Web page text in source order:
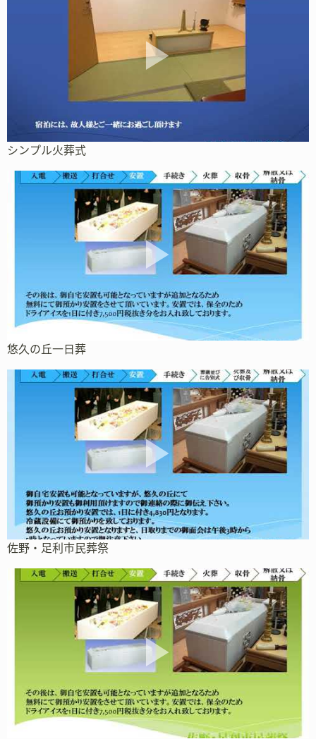
シンプル火葬式
悠久の丘一日葬
佐野・足利市民葬祭